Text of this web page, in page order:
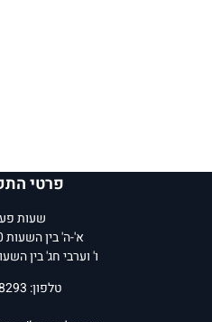
פרטי
שעות
א'-ה' בין השעות 10:00-18:00
ו' וערבי חג' בין השעות 10:00-
טלפון: 02-6248293